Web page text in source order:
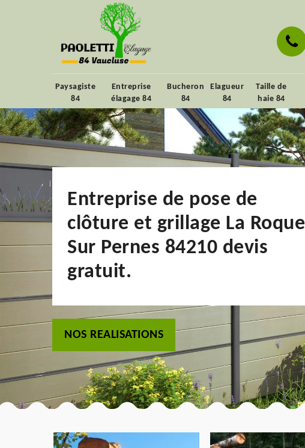
Paysagiste
84
Entreprise
élagage 84
Bucheron
84
Elagueur
84
Taille de
haie 84
Entreprise de pose de
clôture et grillage La Roque
Sur Pernes 84210 devis
gratuit.
NOS REALISATIONS